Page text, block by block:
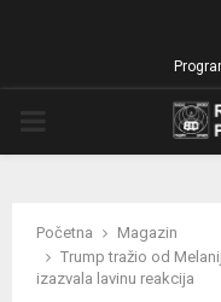
Početna
Magazin
Trump tražio od
izazvala lavinu reakcija